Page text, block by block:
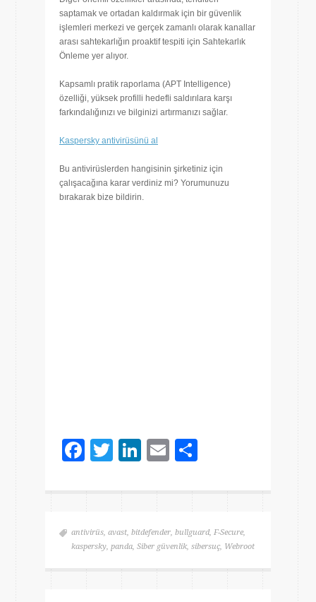
saptamak ve ortadan kaldırmak için bir güvenlik
işlemleri merkezi ve gerçek zamanlı olarak kanallar
arası sahtekarlığın proaktif tespiti için Sahtekarlık
Önleme yer alıyor.
Kapsamlı pratik raporlama (APT Intelligence)
özelliği, yüksek profilli hedefli saldırılara karşı
farkındalığınızı ve bilginizi artırmanızı sağlar.
Kaspersky antivirüsünü al
Bu antivirüslerden hangisinin şirketiniz için
çalışacağına karar verdiniz mi? Yorumunuzu
bırakarak bize bildirin.
Facebook
TwitterLinkedIn
Email
antivirüs, avast, bitdefender, bullguard, F-Secure,
kaspersky, panda, Siber güvenlik, sibersuç, Webroot